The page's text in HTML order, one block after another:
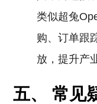
类似超兔
购、订单跟
放，提升产
五、 常见